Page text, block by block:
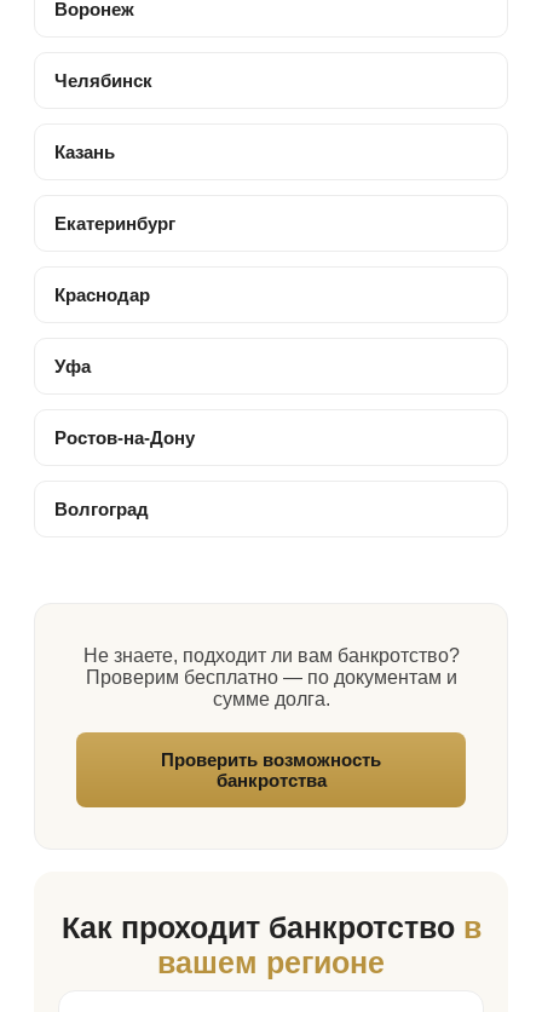
Воронеж
Челябинск
Казань
Екатеринбург
Краснодар
Уфа
Ростов-на-Дону
Волгоград
Не знаете, подходит ли вам банкротство?
Проверим бесплатно — по документам и
сумме долга.
Проверить возможность
банкротства
Как проходит банкротство в
вашем регионе